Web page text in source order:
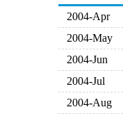
2004-Apr
2004-May
2004-Jun
2004-Jul
2004-Aug